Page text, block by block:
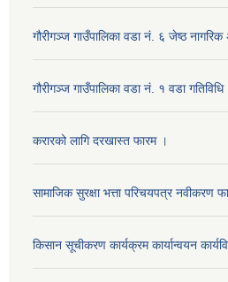
गौरीगञ्‍ज गाउँपालिका वडा नं. ६ जेष्ठ
गौरीगञ्‍ज गाउँपालिका वडा नं. १ वडा गतिविधि
करारको लागि दरखास्त फारम ।
सामाजिक सुरक्षा भत्ता परिचयपत्र नवीकरण
किसान सूचीकरण कार्यक्रम कार्यान्वयन